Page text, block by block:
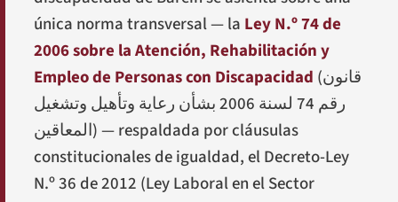
única norma transversal — la Ley N.º 74 de
2006 sobre la Atención, Rehabilitación y
Empleo de Personas con Discapacidad (قانون
رقم 74 لسنة 2006 بشأن رعاية وتأهيل وتشغيل
المعاقين) — respaldada por cláusulas
constitucionales de igualdad, el Decreto-Ley
N.º 36 de 2012 (Ley Laboral en el Sector